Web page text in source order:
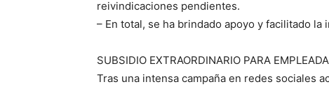
reivindicaciones pendientes.
– En total, se ha brindado apoyo y facilitado
SUBSIDIO EXTRAORDINARIO PARA
Tras una intensa campaña en redes sociales